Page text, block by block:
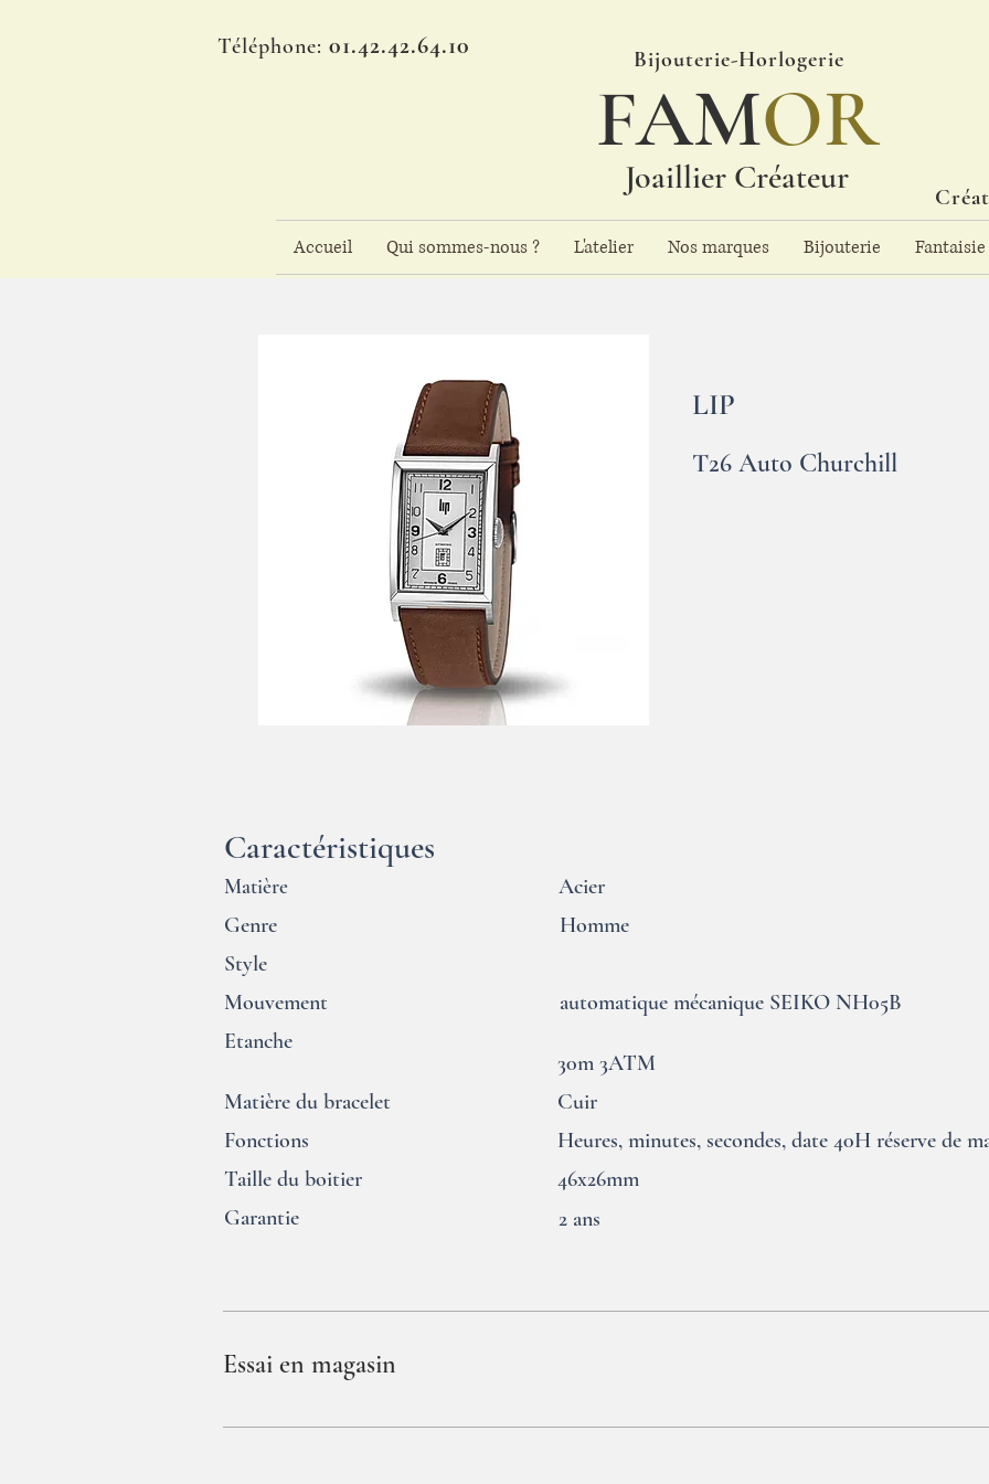
Téléphone: 01.42.42.64.10 Bijouterie-Horlogerie
FAMOR
Joaillier Créateur
Accueil Qui sommes-nous ? L'atelier Nos marques Bijouterie Fantaisie
LIP
T26 Auto Churchill
Caractéristiques
Matière
Acier
Genre
Homme
Style
Mouvement
automatique mécanique SEIKO NH05B
Etanche
30m 3ATM
Matière du bracelet
Cuir
Fonctions
Heures, minutes, secondes, date 40H réserve de
Taille du boitier
46x26mm
Garantie
2 ans
Essai en magasin